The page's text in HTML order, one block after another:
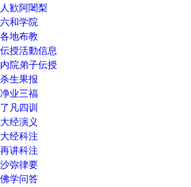
人歓阿闍梨
六和学院
各地布教
伝授活動信息
内院弟子伝授
杀生果报
净业三福
了凡四训
大经演义
大经科注
再讲科注
沙弥律要
佛学问答